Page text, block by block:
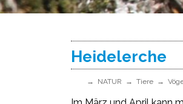
Heidelerche
NATUR Tiere